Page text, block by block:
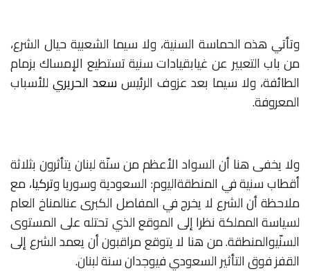
وتأتيهذهالحماسة السنية، ولاسيما الشعبيةحيال الشرع،
منبابالتعبير عن غيابقياداتسنيةتستطيع الإمساكبزمام
الطائفة، ولاسيما بعد عزوف الرئيسسعد الحريريللأسباب
المعروفة.
ولايخفىهناأنالسوادالأعظممنسنّةلبنانيتأثرونبثلاثة
أقطابسنيةفيالمنطقةاليوم:السعوديةوسورياوتركيا،مع
ملاحظةأنالشرعلايخرجفيالمفاصلالكبرىعنالمناخالعام
لسياسةالمملكةنظراإلىالموقعالذيتحتلهعلىالمستوى
السنّيوالمنطقة.منهنا لايتوقعمراقبونأنيعمدالشرعإلى
القفزفوقالتأثيرالسعوديفيوجدانسنةلبنان.